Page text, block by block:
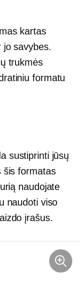
kartas
jo savybes.
trukmės
formatu
sustiprinti jūsų
šis formatas
naudojate
naudoti viso
įrašus.